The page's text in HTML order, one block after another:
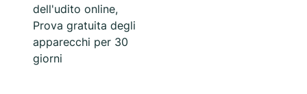
dell'udito online,
Prova gratuita degli
apparecchi per 30
giorni